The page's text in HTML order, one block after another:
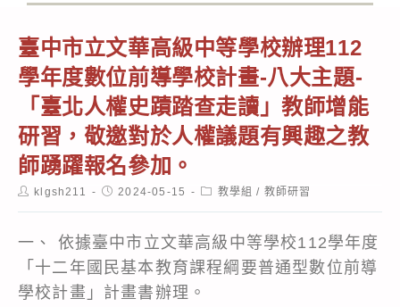
臺中市立文華高級中等學校辦理112
學年度數位前導學校計畫-八大主題-
「臺北人權史蹟踏查走讀」教師增能
研習，敬邀對於人權議題有興趣之教
師踴躍報名參加。
Postklgsh211
Post2024-05-15
Post教學組 / 教師研習
一、 依據臺中市立文華高級中等學校112學年度
「十二年國民基本教育課程綱要普通型數位前導
學校計畫」計畫書辦理。